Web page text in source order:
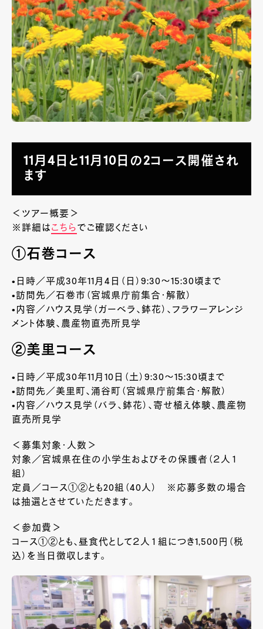
11月4日と11月10日の2コース開催され
ます
＜ツアー概要＞
※詳細はこちらでご確認ください
①石巻コース
•日時／平成30年11月4日（日）9:30～15:30頃まで
•訪問先／石巻市（宮城県庁前集合・解散）
•内容／ハウス見学（ガーベラ、鉢花）、フラワーアレンジ
メント体験、農産物直売所見学
②美里コース
•日時／平成30年11月10日（土）9:30～15:30頃まで
•訪問先／美里町、涌谷町（宮城県庁前集合・解散）
•内容／ハウス見学（バラ、鉢花）、寄せ植え体験、農産物
直売所見学
＜募集対象・人数＞
対象／宮城県在住の小学生およびその保護者（２人１
組）
定員／コース①②とも20組（40人） ※応募多数の場合
は抽選とさせていただきます。
＜参加費＞
コース①②とも、昼食代として２人１組につき1,500円（税
込）を当日徴収します。